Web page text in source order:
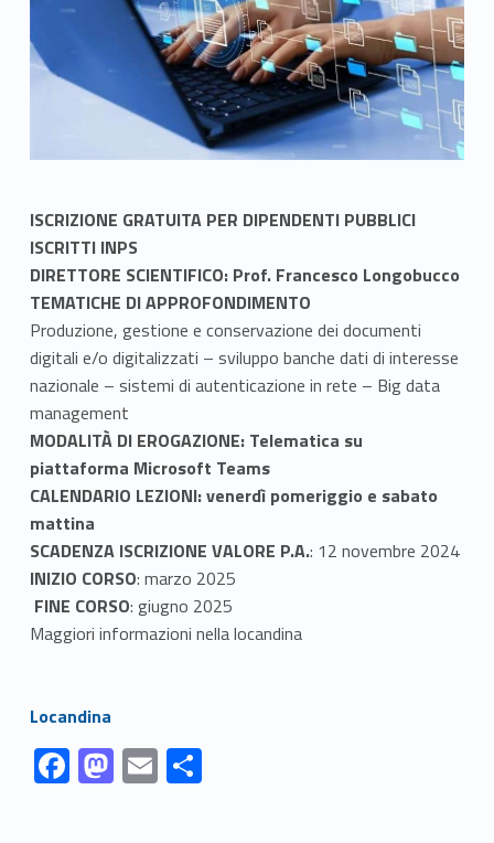
ISCRIZIONE GRATUITA PER DIPENDENTI PUBBLICI
ISCRITTI INPS
DIRETTORE SCIENTIFICO: Prof. Francesco Longobucco
TEMATICHE DI APPROFONDIMENTO
Produzione, gestione e conservazione dei documenti
digitali e/o digitalizzati – sviluppo banche dati di interesse
nazionale – sistemi di autenticazione in rete – Big data
management
MODALITÀ DI EROGAZIONE: Telematica su
piattaforma Microsoft Teams
CALENDARIO LEZIONI: venerdì pomeriggio e sabato
mattina
SCADENZA ISCRIZIONE VALORE P.A.: 12 novembre 2024
INIZIO CORSO: marzo 2025
FINE CORSO: giugno 2025
Maggiori informazioni nella locandina
Link identifier #identifier__119476-1Locandina
Link identifier #identifier__4584-1
F
ac
Link identifier #identifier__164853-2 M
as
Link identifier #identifier__74495-3 E
m
Link identifier #identifier__124397-4 S
h